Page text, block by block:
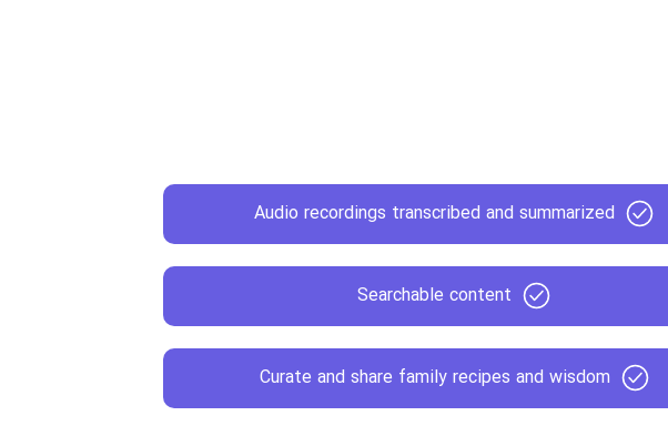
Audio recordings transcribed and summarized
Searchable content
Curate and share family recipes and wisdom